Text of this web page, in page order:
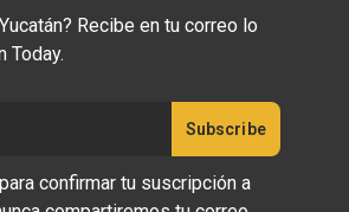
Recibe en tu correo lo
Today.
confirmar tu suscripción a